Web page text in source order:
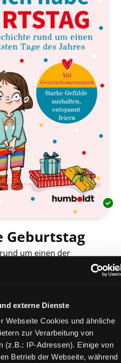
externe Dienste
Webseite Cookies und ähnliche
zur Verarbeitung von
(z.B.: IP-Adressen). Einige von
Betrieb der Webseite, während
Geburtstag
um einen der
: mit
Gefühle aushalten,
ausblenden